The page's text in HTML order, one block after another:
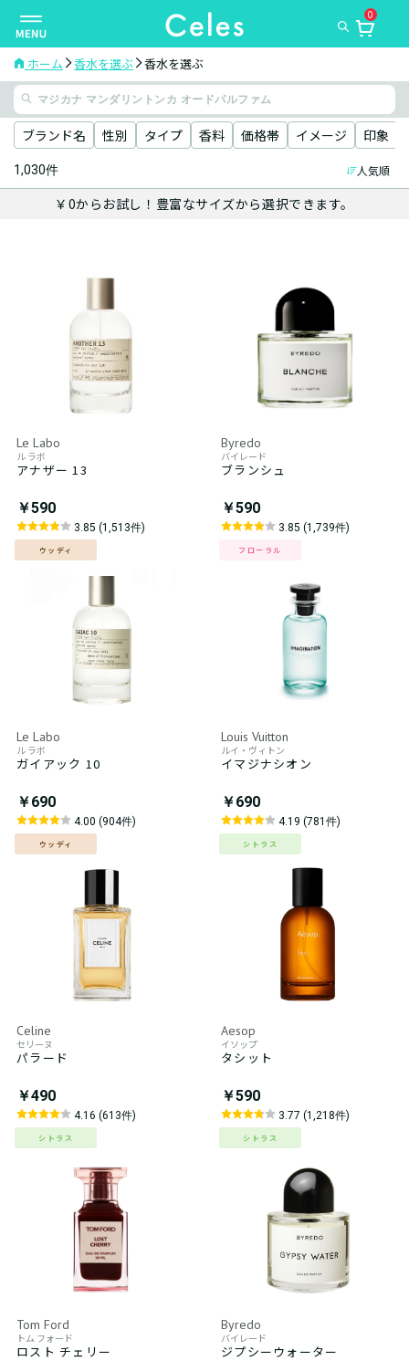
ナ
ビ
ゲ
ー
シ
ョ
ン
を
0
ホーム 香水を選ぶ 香水を選ぶ
ブランド名 性別 タイプ 香料 価格帯 イメージ 印象
1,030件 人気順
￥0からお試し！豊富なサイズから選択できます。
Le Labo
ル ラボ
アナザー 13
￥590
3.85 (1,513件)
ウッディ
Byredo
バイレード
ブランシュ
￥590
3.85 (1,739件)
フローラル
Le Labo
ル ラボ
ガイアック 10
￥690
4.00 (904件)
ウッディ
Louis Vuitton
ルイ・ヴィトン
イマジナシオン
￥690
4.19 (781件)
シトラス
Celine
セリーヌ
パラード
￥490
4.16 (613件)
シトラス
Aesop
イソップ
タシット
￥590
3.77 (1,218件)
シトラス
Tom Ford
トム フォード
ロスト チェリー
Byredo
バイレード
ジプシーウォーター